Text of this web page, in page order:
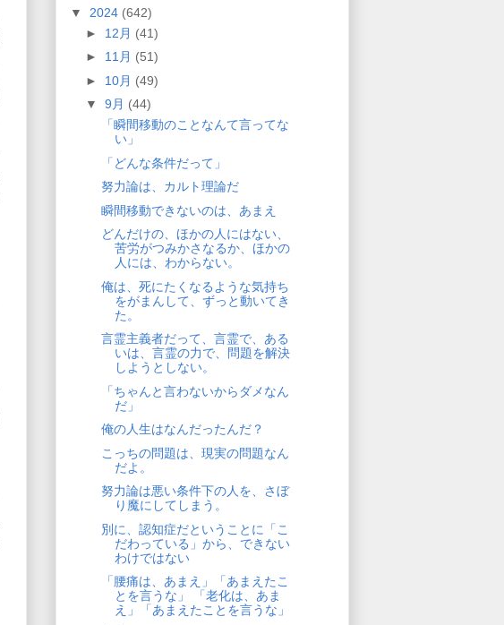
▼ 2024 (642)
► 12月 (41)
► 11月 (51)
► 10月 (49)
▼ 9月 (44)
「瞬間移動のことなんて言ってな
い」
「どんな条件だって」
努力論は、カルト理論だ
瞬間移動できないのは、あまえ
どんだけの、ほかの人にはない、
苦労がつみかさなるか、ほかの
人には、わからない。
俺は、死にたくなるような気持ち
をがまんして、ずっと動いてき
た。
言霊主義者だって、言霊で、ある
いは、言霊の力で、問題を解決
しようとしない。
「ちゃんと言わないからダメなん
だ」
俺の人生はなんだったんだ？
こっちの問題は、現実の問題なん
だよ。
努力論は悪い条件下の人を、さぼ
り魔にしてしまう。
別に、認知症だということに「こ
だわっている」から、できない
わけではない
「腰痛は、あまえ」「あまえたこ
とを言うな」 「老化は、あま
え」「あまえたことを言うな」